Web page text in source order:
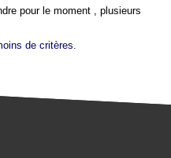
pour le moment , plusieurs
de critères.